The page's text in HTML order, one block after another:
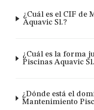
¿Cuál es el CIF de
Aquavic Sl.?
¿Cuál es la forma
Piscinas Aquavic
¿Dónde está el
Mantenimiento